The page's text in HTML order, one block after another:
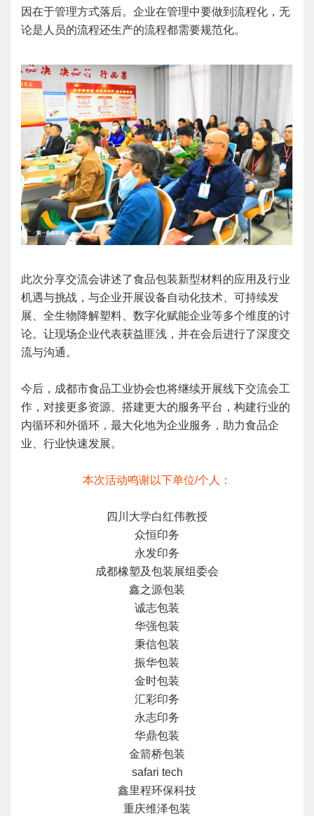
因在于管理方式落后。企业在管理中要做到流程化，无
论是人员的流程还生产的流程都需要规范化。
此次分享交流会讲述了食品包装新型材料的应用及行业
机遇与挑战，与企业开展设备自动化技术、可持续发
展、全生物降解塑料、数字化赋能企业等多个维度的讨
论。让现场企业代表获益匪浅，并在会后进行了深度交
流与沟通。
今后，成都市食品工业协会也将继续开展线下交流会工
作，对接更多资源、搭建更大的服务平台，构建行业的
内循环和外循环，最大化地为企业服务，助力食品企
业、行业快速发展。
本次活动鸣谢以下单位/个人：
四川大学白红伟教授
众恒印务
永发印务
成都橡塑及包装展组委会
鑫之源包装
诚志包装
华强包装
秉信包装
振华包装
金时包装
汇彩印务
永志印务
华鼎包装
金箭桥包装
safari tech
鑫里程环保科技
重庆维泽包装